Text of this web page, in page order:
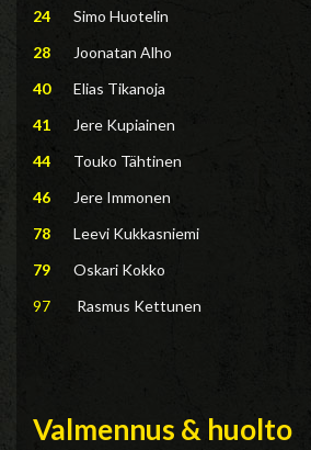
24 Simo Huotelin
28 Joonatan Alho
40Elias Tikanoja
41 Jere Kupiainen
44 Touko Tähtinen
46
Jere Immonen
78 Leevi Kukkasniemi
79 Oskari Kokko
97
Rasmus Kettunen
Valmennus & huolto